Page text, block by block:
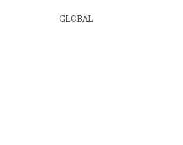
GLOBAL